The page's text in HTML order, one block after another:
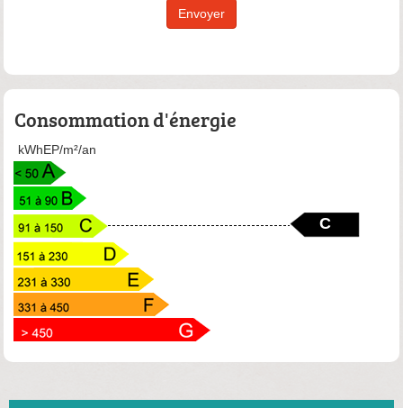
Envoyer
Consommation d'énergie
kWhEP/m²/an
C